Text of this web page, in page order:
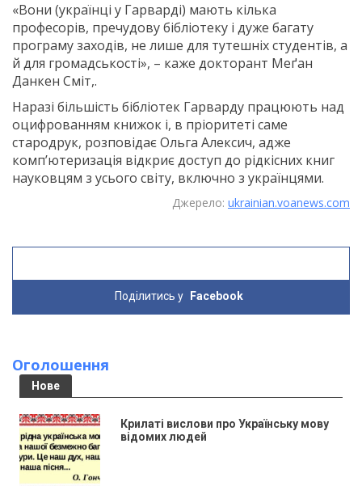
«Вони (українці у Гарварді) мають кілька
професорів, пречудову бібліотеку і дуже багату
програму заходів, не лише для тутешніх студентів, а
й для громадськості», – каже докторант Меґан
Данкен Сміт,.
Наразі більшість бібліотек Гарварду працюють над
оцифрованням книжок і, в пріоритеті саме
стародрук, розповідає Ольга Алексич, адже
комп’ютеризація відкриє доступ до рідкісних книг
науковцям з усього світу, включно з українцями.
Джерело: ukrainian.voanews.com
Поділитись у Facebook
Оголошення
Нове
Крилаті вислови про Українську мову
відомих людей